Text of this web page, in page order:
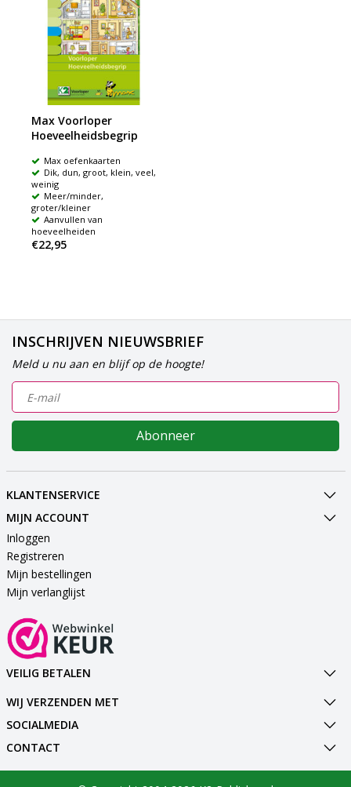
Max Voorloper
Hoeveelheidsbegrip
Max oefenkaarten
Dik, dun, groot, klein, veel,
weinig
Meer/minder,
groter/kleiner
Aanvullen van
hoeveelheiden
€22,95
INSCHRIJVEN NIEUWSBRIEF
Meld u nu aan en blijf op de hoogte!
Abonneer
KLANTENSERVICE
MIJN ACCOUNT
Inloggen
Registreren
Mijn bestellingen
Mijn verlanglijst
VEILIG BETALEN
WIJ VERZENDEN MET
SOCIALMEDIA
CONTACT